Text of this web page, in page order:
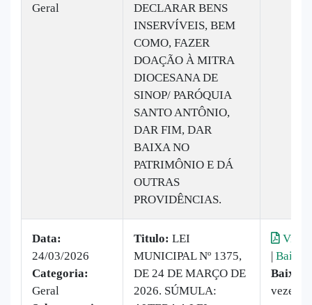
Geral
DECLARAR BENS
INSERVÍVEIS, BEM
COMO, FAZER
DOAÇÃO À MITRA
DIOCESANA DE
SINOP/ PARÓQUIA
SANTO ANTÔNIO,
DAR FIM, DAR
BAIXA NO
PATRIMÔNIO E DÁ
OUTRAS
PROVIDÊNCIAS.
Data:
24/03/2026
Categoria:
Geral
Titulo: LEI
MUNICIPAL Nº 1375,
DE 24 DE MARÇO DE
2026. SÚMULA:
| Baixar
vezes